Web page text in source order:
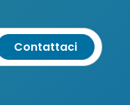
Contattaci